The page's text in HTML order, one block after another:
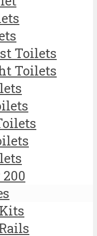
Toilets
Toilets